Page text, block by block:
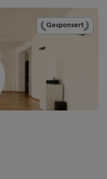
Gesponsert